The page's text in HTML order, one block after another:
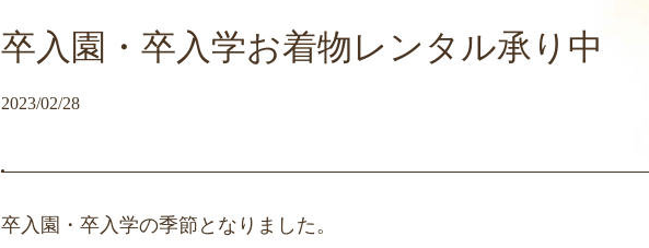
卒入園・卒入学お着物レンタル承り中
2023/02/28
卒入園・卒入学の季節となりました。